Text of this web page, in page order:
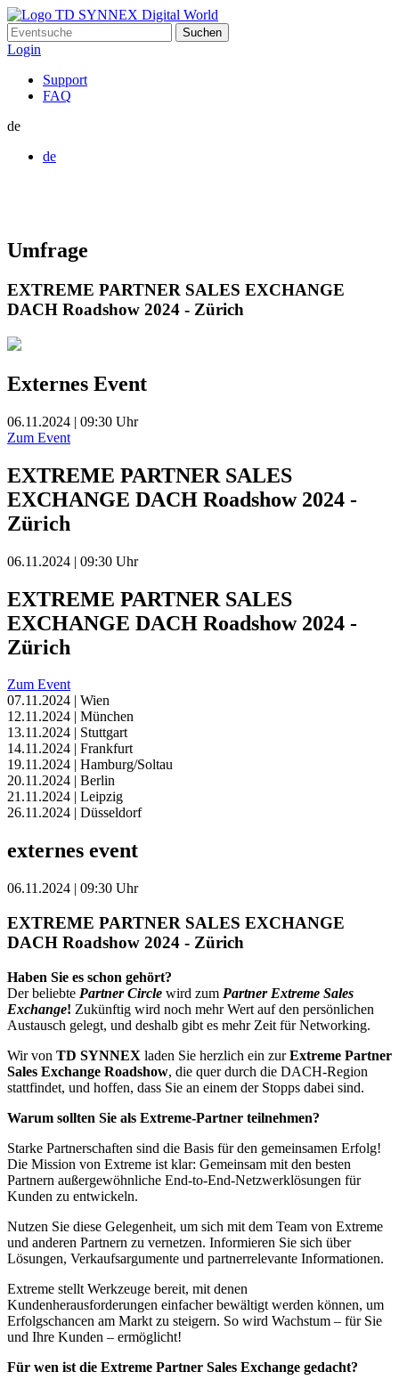
Suchen
nach:
Login
Support
FAQ
de
de
Umfrage
EXTREME PARTNER SALES EXCHANGE
DACH Roadshow 2024 - Zürich
Externes Event
06.11.2024 | 09:30 Uhr
Zum Event
EXTREME PARTNER SALES
EXCHANGE DACH Roadshow 2024 -
Zürich
06.11.2024 | 09:30 Uhr
EXTREME PARTNER SALES
EXCHANGE DACH Roadshow 2024 -
Zürich
Zum Event
07.11.2024 | Wien
12.11.2024 | München
13.11.2024 | Stuttgart
14.11.2024 | Frankfurt
19.11.2024 | Hamburg/Soltau
20.11.2024 | Berlin
21.11.2024 | Leipzig
26.11.2024 | Düsseldorf
externes event
06.11.2024 | 09:30 Uhr
EXTREME PARTNER SALES EXCHANGE
DACH Roadshow 2024 - Zürich
Haben Sie es schon gehört?
Der beliebte Partner Circle wird zum Partner Extreme Sales
Exchange! Zukünftig wird noch mehr Wert auf den persönlichen
Austausch gelegt, und deshalb gibt es mehr Zeit für Networking.
Wir von TD SYNNEX laden Sie herzlich ein zurExtreme Partner
Sales Exchange Roadshow, die quer durch die DACH-Region
stattfindet, und hoffen, dass Sie an einem der Stopps dabei sind.
Warum sollten Sie als Extreme-Partner teilnehmen?
Starke Partnerschaften sind die Basis für den gemeinsamen Erfolg!
Die Mission von Extreme ist klar: Gemeinsam mit den besten
Partnern außergewöhnliche End-to-End-Netzwerklösungen für
Kunden zu entwickeln.
Nutzen Sie diese Gelegenheit, um sich mit dem Team von Extreme
und anderen Partnern zu vernetzen. Informieren Sie sich über
Lösungen, Verkaufsargumente und partnerrelevante Informationen.
Extreme stellt Werkzeuge bereit, mit denen
Kundenherausforderungen einfacher bewältigt werden können, um
Erfolgschancen am Markt zu steigern. So wird Wachstum – für Sie
und Ihre Kunden – ermöglicht!
Für wen ist die Extreme Partner Sales Exchange gedacht?